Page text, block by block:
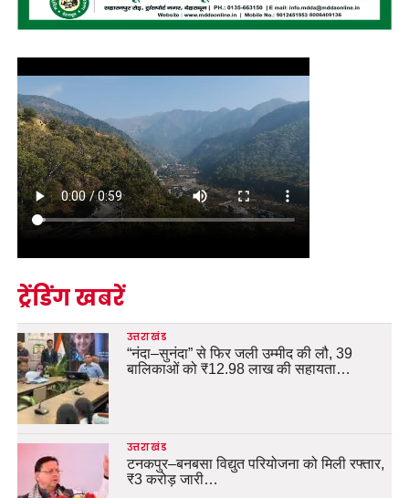
ट्रेंडिंग खबरें
उत्तराखंड
“नंदा–सुनंदा” से फिर जली उम्मीद की लौ, 39
बालिकाओं को ₹12.98 लाख की सहायता…
उत्तराखंड
टनकपुर–बनबसा विद्युत परियोजना को मिली रफ्तार,
₹3 करोड़ जारी…